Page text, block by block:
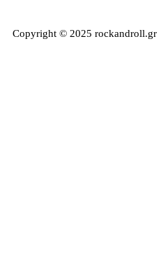
Copyright © 2025 rockandroll.gr